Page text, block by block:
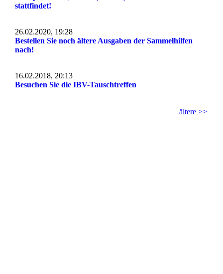
stattfindet!
26.02.2020, 19:28
Bestellen Sie noch ältere Ausgaben der Sammelhilfen
nach!
16.02.2018, 20:13
Besuchen Sie die IBV-Tauschtreffen
ältere >>